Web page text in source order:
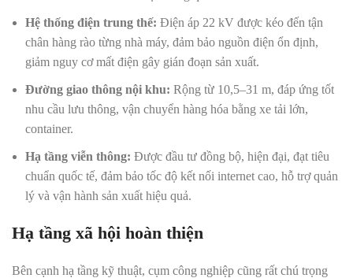
Hệ thống điện trung thế: Điện áp 22 kV được kéo đến tận
chân hàng rào từng nhà máy, đảm bảo nguồn điện ổn định,
giảm nguy cơ mất điện gây gián đoạn sản xuất.
Đường giao thông nội khu: Rộng từ 10,5–31 m, đáp ứng tốt
nhu cầu lưu thông, vận chuyển hàng hóa bằng xe tải lớn,
container.
Hạ tầng viễn thông: Được đầu tư đồng bộ, hiện đại, đạt tiêu
chuẩn quốc tế, đảm bảo tốc độ kết nối internet cao, hỗ trợ quản
lý và vận hành sản xuất hiệu quả.
Hạ tầng xã hội hoàn thiện
Bên cạnh hạ tầng kỹ thuật, cụm công nghiệp cũng rất chú trọng